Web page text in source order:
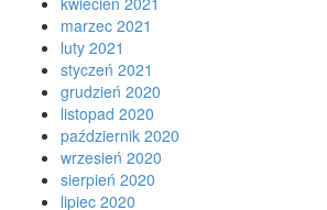
marzec 2021
luty 2021
styczeń 2021
grudzień 2020
listopad 2020
październik 2020
wrzesień 2020
sierpień 2020
lipiec 2020